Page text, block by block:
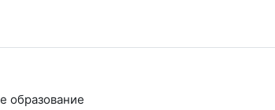
образование